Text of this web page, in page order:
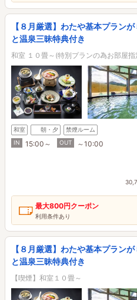
【８月厳選】わたや基本プラン
と温泉三昧特典付き
和室 １０畳～(特別プランの為お部屋
和室 朝・夕
禁煙ルーム
IN
15:00～ OUT ～10:00
最大800円クーポン
利用条件あり
【８月厳選】わたや基本プラン
と温泉三昧特典付き
【喫煙】和室１０畳～